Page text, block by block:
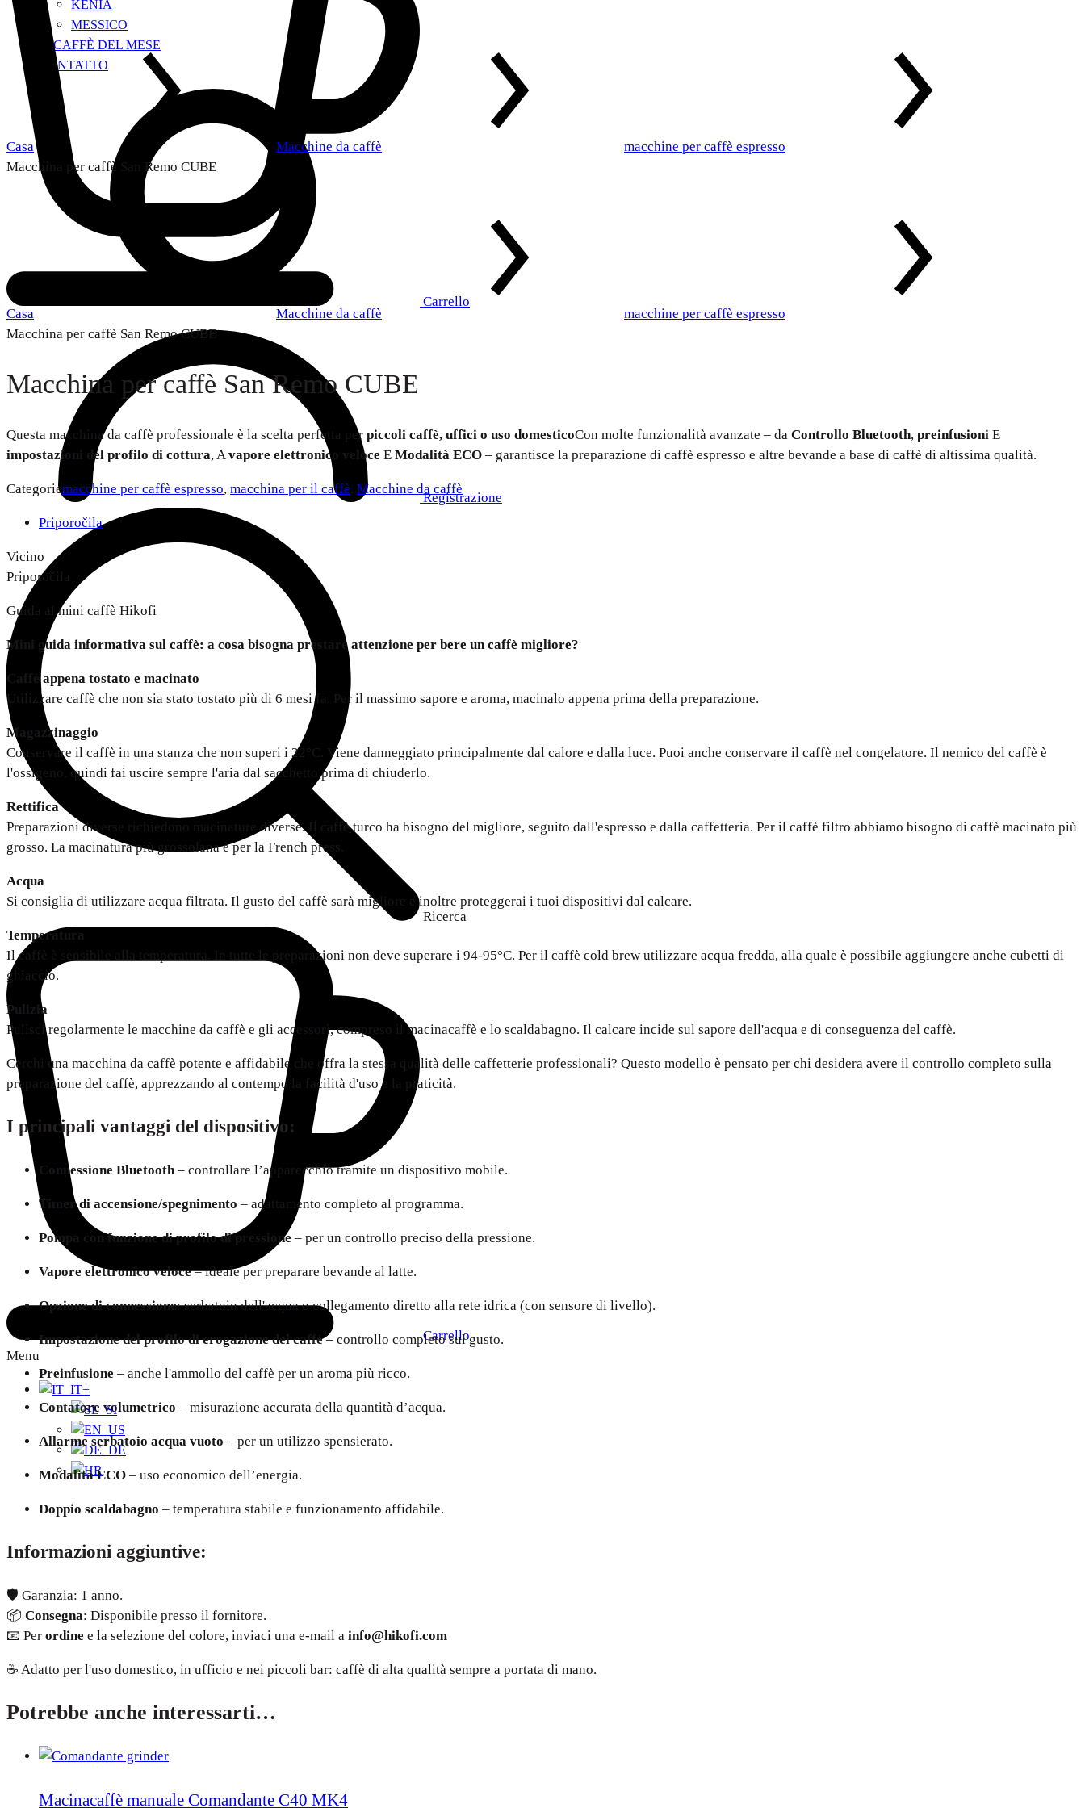
KENIA
MESSICO
IL CAFFÈ DEL MESE
CONTATTO
Registrazione
Ricerca
Carrello
Menu
+
Carrello
Casa Macchine da caffè
macchine per caffè espresso
Macchina per caffè San Remo CUBE
Casa Macchine da caffè
macchine per caffè espresso
Macchina per caffè San Remo CUBE
Macchina per caffè San Remo CUBE
Questa macchina da caffè professionale è la scelta perfetta per piccoli caffè, uffici o uso domesticoCon molte funzionalità avanzate – da Controllo Bluetooth, preinfusioni E
impostazioni del profilo di cottura, A vapore elettronico veloce E Modalità ECO – garantisce la preparazione di caffè espresso e altre bevande a base di caffè di altissima qualità.
Categoriemacchine per caffè espresso, macchina per il caffè Macchine da caffè
Priporočila
Vicino
Priporočila
Guida al mini caffè Hikofi
Mini guida informativa sul caffè: a cosa bisogna prestare attenzione per bere un caffè migliore?
Caffè appena tostato e macinato
Utilizzare caffè che non sia stato tostato più di 6 mesi fa. Per il massimo sapore e aroma, macinalo appena prima della preparazione.
Magazzinaggio
Conservare il caffè in una stanza che non superi i 22°C. Viene danneggiato principalmente dal calore e dalla luce. Puoi anche conservare il caffè nel congelatore. Il nemico del caffè è
l'ossigeno, quindi fai uscire sempre l'aria dal sacchetto prima di chiuderlo.
Rettifica
Preparazioni diverse richiedono macinature diverse. Il caffè turco ha bisogno del migliore, seguito dall'espresso e dalla caffetteria. Per il caffè filtro abbiamo bisogno di caffè macinato più
grosso. La macinatura più grossolana è per la French press.
Acqua
Si consiglia di utilizzare acqua filtrata. Il gusto del caffè sarà migliore e inoltre proteggerai i tuoi dispositivi dal calcare.
Temperatura
Il caffè è sensibile alla temperatura. In tutte le preparazioni non deve superare i 94-95°C. Per il caffè cold brew utilizzare acqua fredda, alla quale è possibile aggiungere anche cubetti di
ghiaccio.
Pulizia
Pulisci regolarmente le macchine da caffè e gli accessori, compreso il macinacaffè e lo scaldabagno. Il calcare incide sul sapore dell'acqua e di conseguenza del caffè.
Cerchi una macchina da caffè potente e affidabile che offra la stessa qualità delle caffetterie professionali? Questo modello è pensato per chi desidera avere il controllo completo sulla
preparazione del caffè, apprezzando al contempo la facilità d'uso e la praticità.
I principali vantaggi del dispositivo:
Connessione Bluetooth – controllare l’apparecchio tramite un dispositivo mobile.
Timer di accensione/spegnimento – adattamento completo al programma.
Pompa con funzione di profilo di pressione – per un controllo preciso della pressione.
Vapore elettronico veloce– ideale per preparare bevande al latte.
Opzione di connessione: serbatoio dell'acqua o collegamento diretto alla rete idrica (con sensore di livello).
Impostazione del profilo di erogazione del caffè– controllo completo sul gusto.
Preinfusione – anche l'ammollo del caffè per un aroma più ricco.
Contatore volumetrico – misurazione accurata della quantità d’acqua.
Allarme serbatoio acqua vuoto – per un utilizzo spensierato.
Modalità ECO – uso economico dell’energia.
Doppio scaldabagno – temperatura stabile e funzionamento affidabile.
Informazioni aggiuntive:
🛡️ Garanzia: 1 anno.
📦 Consegna: Disponibile presso il fornitore.
📧 Per ordine e la selezione del colore, inviaci una e-mail a info@hikofi.com
☕ Adatto per l'uso domestico, in ufficio e nei piccoli bar: caffè di alta qualità sempre a portata di mano.
Potrebbe anche interessarti…
Macinacaffè manuale Comandante C40 MK4